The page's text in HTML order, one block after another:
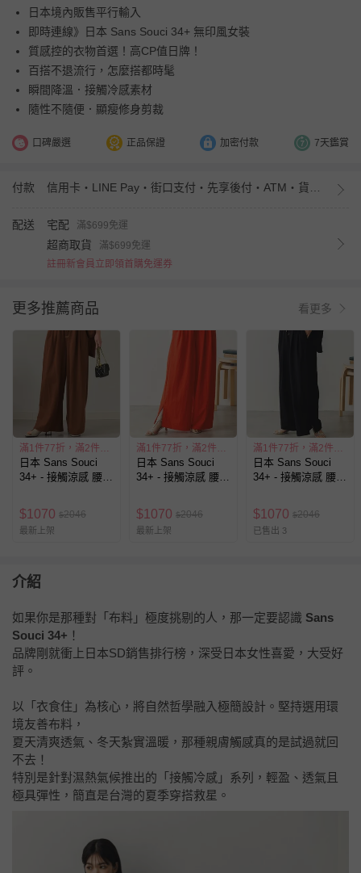
日本境內販售平行輸入
即時連線》日本 Sans Souci 34+ 無印風女裝
質感控的衣物首選！高CP值日牌！
百搭不退流行，怎麼搭都時髦
瞬間降溫．接觸冷感素材
隨性不隨便．顯瘦修身剪裁
口碑嚴選 正品保證 加密付款 7天鑑賞
付款
配送 宅配 滿$699免運
超商取貨
滿$699免運
註冊新會員立即領首購免運券
更多推薦商品 看更多
滿1件77折，滿2件55折
日本 Sans Souci
34+ - 接觸涼感 腰抽
褲-咖啡
$1070 $2046
最新上架
滿1件77折，滿2件55折
日本 Sans Souci
34+ - 接觸涼感 腰抽
褲-橘
$1070 $2046
最新上架
滿1件77折，滿2件55折
日本 Sans Souci
34+ - 接觸涼感 腰抽
褲-黑
$1070 $2046
已售出 3
介紹
如果你是那種對「布料」極度挑剔的人，那一定要認識 Sans
Souci 34+ ！
品牌剛就衝上日本SD銷售排行榜，深受日本女性喜愛，大受好
評。
以「衣食住」為核心，將自然哲學融入極簡設計。堅持選用環
境友善布料，
夏天清爽透氣、冬天紮實溫暖，那種親膚觸感真的是試過就回
不去！
特別是針對濕熱氣候推出的「接觸冷感」系列，輕盈、透氣且
極具彈性，簡直是台灣的夏季穿搭救星。